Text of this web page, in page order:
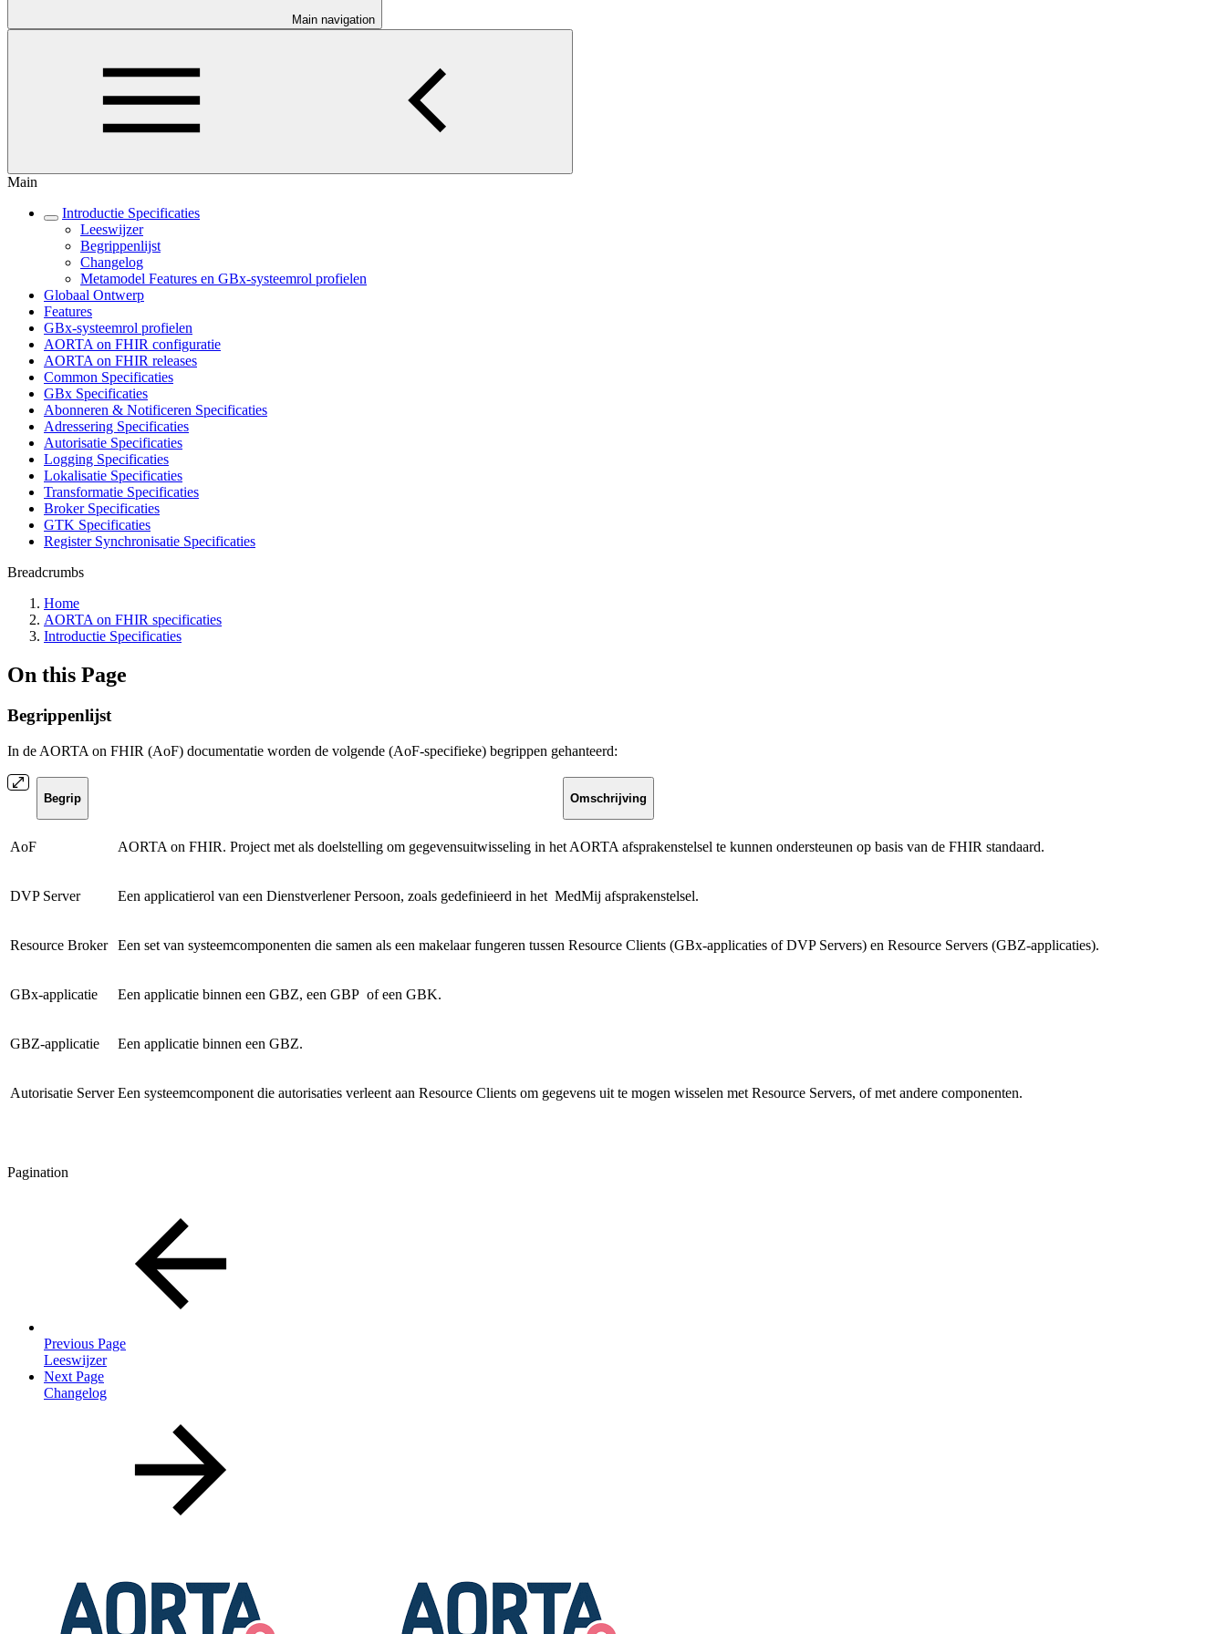
Main navigation
Main
Introductie Specificaties
Leeswijzer
Begrippenlijst
Changelog
Metamodel Features en GBx-systeemrol profielen
Globaal Ontwerp
Features
GBx-systeemrol profielen
AORTA on FHIR configuratie
AORTA on FHIR releases
Common Specificaties
GBx Specificaties
Abonneren & Notificeren Specificaties
Adressering Specificaties
Autorisatie Specificaties
Logging Specificaties
Lokalisatie Specificaties
Transformatie Specificaties
Broker Specificaties
GTK Specificaties
Register Synchronisatie Specificaties
Breadcrumbs
Home
AORTA on FHIR specificaties
Introductie Specificaties
On this Page
Begrippenlijst
In de AORTA on FHIR (AoF) documentatie worden de volgende (AoF-specifieke) begrippen gehanteerd:
Begrip Omschrijving
AoF AORTA on FHIR. Project met als doelstelling om gegevensuitwisseling in het AORTA afsprakenstelsel te kunnen ondersteunen op basis van de FHIR standaard.
DVP Server Een applicatierol van een Dienstverlener Persoon, zoals gedefinieerd in het MedMij afsprakenstelsel.
Resource Broker Een set van systeemcomponenten die samen als een makelaar fungeren tussen Resource Clients (GBx-applicaties of DVP Servers) en Resource Servers (GBZ-applicaties).
GBx-applicatie Een applicatie binnen een GBZ, een GBP of een GBK.
GBZ-applicatie Een applicatie binnen een GBZ.
Autorisatie Server Een systeemcomponent die autorisaties verleent aan Resource Clients om gegevens uit te mogen wisselen met Resource Servers, of met andere componenten.
Pagination
Previous Page
Leeswijzer
Next Page
Changelog